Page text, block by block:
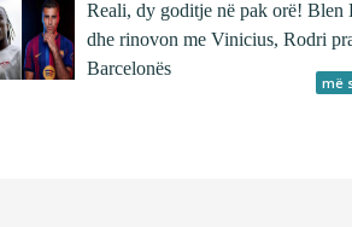
Reali, dy goditje në pak orë! Blen
dhe rinovon me Vinicius, Rodri
Barcelonës
më